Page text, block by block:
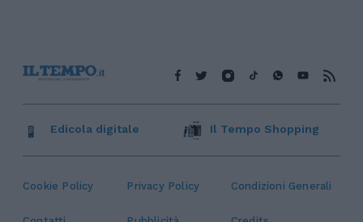
Cookie Policy Privacy Policy Condizioni Generali
Edicola digitale Il Tempo Shopping